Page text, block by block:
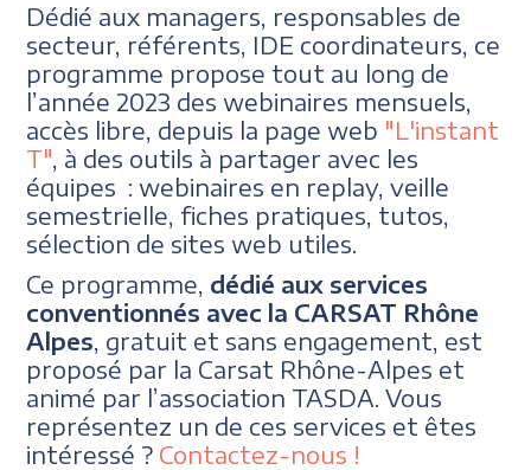
Dédié aux managers, responsables de
secteur, référents, IDE coordinateurs, ce
programme propose tout au long de
l’année 2023 des webinaires mensuels,
accès libre, depuis la page web "L'instant
T" , à des outils à partager avec les
équipes : webinaires en replay, veille
semestrielle, fiches pratiques, tutos,
sélection de sites web utiles.
Ce programme, dédié aux services
conventionnés avec la CARSAT Rhône
Alpes , gratuit et sans engagement, est
proposé par la Carsat Rhône-Alpes et
animé par l’association TASDA. Vous
représentez un de ces services et êtes
intéressé ? Contactez-nous !